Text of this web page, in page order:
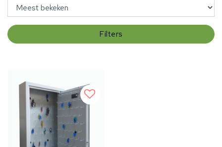
Filters